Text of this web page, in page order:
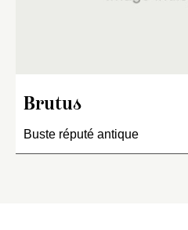
Brutus
Buste réputé antique